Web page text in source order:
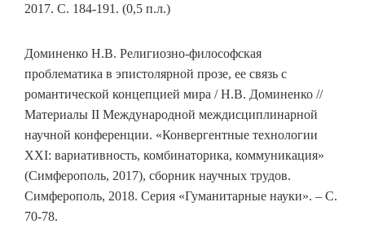
2017. С. 184-191. (0,5 п.л.)
Доминенко Н.В. Религиозно-философская
проблематика в эпистолярной прозе, ее связь с
романтической концепцией мира / Н.В. Доминенко //
Материалы II Международной междисциплинарной
научной конференции. «Конвергентные технологии
ХХI: вариативность, комбинаторика, коммуникация»
(Симферополь, 2017), сборник научных трудов.
Симферополь, 2018. Серия «Гуманитарные науки». – C.
70-78.